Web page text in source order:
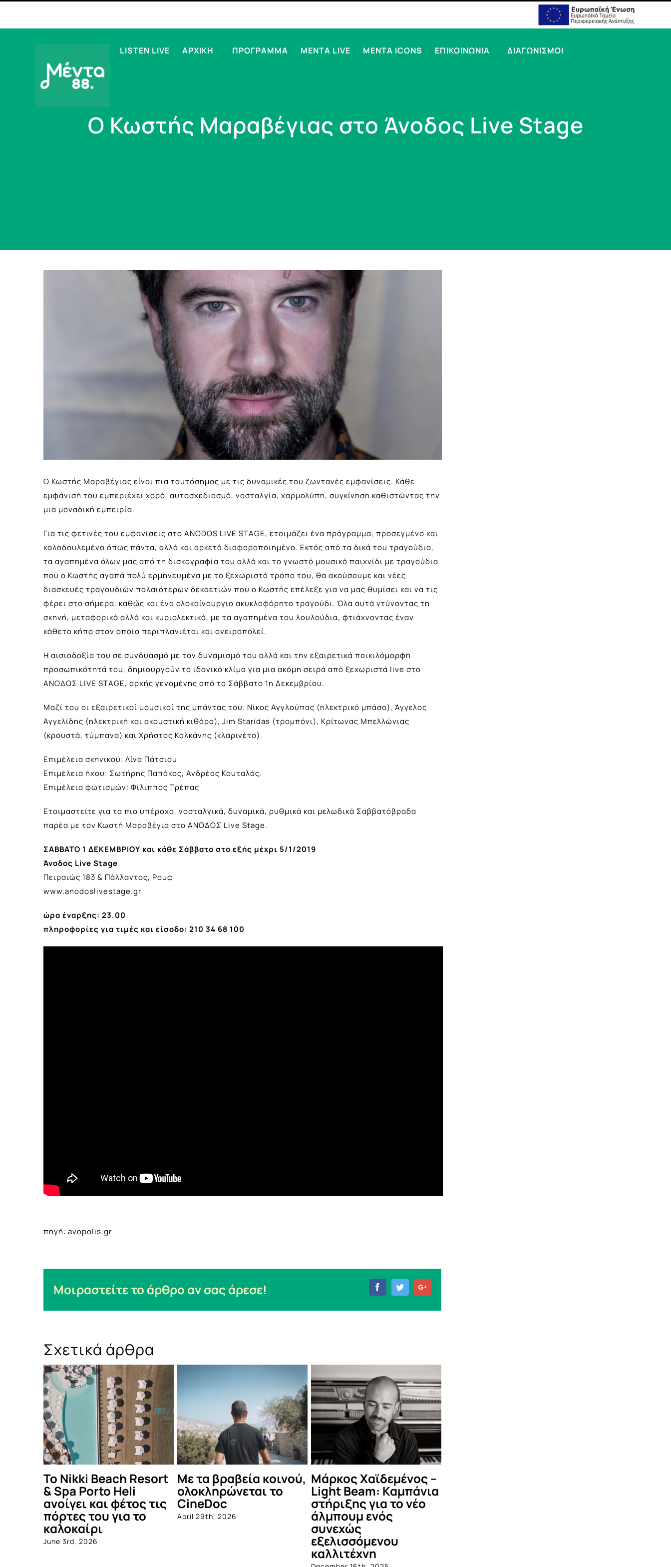
LISTEN LIVE ΑΡΧΙΚΗ ΠΡΟΓΡΑΜΜΑ MENTA LIVE MENTA ICONS ΕΠΙΚΟΙΝΩΝΙΑ ΔΙΑΓΩΝΙΣΜΟΙ
Ο Κωστής Μαραβέγιας στο Άνοδος Live Stage
Ο Κωστής Μαραβέγιας είναι πια ταυτόσημος με τις δυναμικές του ζωντανές εμφανίσεις. Κάθε
εμφάνισή του εμπεριέχει χορό, αυτοσχεδιασμό, νοσταλγία, χαρμολύπη, συγκίνηση καθιστώντας την
μια μοναδική εμπειρία.
Για τις φετινές του εμφανίσεις στο ANODOS LIVE STAGE, ετοιμάζει ένα πρόγραμμα, προσεγμένο και
καλοδουλεμένο όπως πάντα, αλλά και αρκετά διαφοροποιημένο. Εκτός από τα δικά του τραγούδια,
τα αγαπημένα όλων μας από τη δισκογραφία του αλλά και το γνωστό μουσικό παιχνίδι με τραγούδια
που ο Κωστής αγαπά πολύ ερμηνευμένα με το ξεχωριστό τρόπο του, θα ακούσουμε και νέες
διασκευές τραγουδιών παλαιότερων δεκαετιών που ο Κωστής επέλεξε για να μας θυμίσει και να τις
φέρει στο σήμερα, καθώς και ένα ολοκαίνουργιο ακυκλοφόρητο τραγούδι. Όλα αυτά ντύνοντας τη
σκηνή, μεταφορικά αλλά και κυριολεκτικά, με τα αγαπημένα του λουλούδια, φτιάχνοντας έναν
κάθετο κήπο στον οποίο περιπλανιέται και ονειροπολεί.
Η αισιοδοξία του σε συνδυασμό με τον δυναμισμό του αλλά και την εξαιρετικά ποικιλόμορφη
προσωπικότητά του, δημιουργούν το ιδανικό κλίμα για μια ακόμη σειρά από ξεχωριστά live στο
ΑΝΟΔΟΣ LIVE STAGE, αρχής γενομένης από το Σάββατο 1η Δεκεμβρίου.
Μαζί του οι εξαιρετικοί μουσικοί της μπάντας του: Νίκος Αγγλούπας (ηλεκτρικό μπάσο), Άγγελος
Αγγελίδης (ηλεκτρική και ακουστική κιθάρα), Jim Staridas (τρομπόνι), Κρίτωνας Μπελλώνιας
(κρουστά, τύμπανα) και Χρήστος Καλκάνης (κλαρινέτο).
Επιμέλεια σκηνικού: Λίνα Πάτσιου
Επιμέλεια ήχου: Σωτήρης Παπάκος, Ανδρέας Κουταλάς.
Επιμέλεια φωτισμών: Φίλιππος Τρέπας
Ετοιμαστείτε για τα πιο υπέροχα, νοσταλγικά, δυναμικά, ρυθμικά και μελωδικά Σαββατόβραδα
παρέα με τον Κωστή Μαραβέγια στο ΑΝΟΔΟΣ Live Stage.
ΣΑΒΒΑΤΟ 1 ΔΕΚΕΜΒΡΙΟΥ και κάθε Σάββατο στο εξής μέχρι 5/1/2019
Άνοδος Live Stage
Πειραιώς 183 & Πάλλαντος, Ρουφ
www.anodoslivestage.gr
ώρα έναρξης: 23.00
πληροφορίες για τιμές και είσοδο: 210 34 68 100‬‬‬‬‬‬‬‬‬‬
πηγή: avopolis.gr
Μοιραστείτε το άρθρο αν σας άρεσε! FacebookTwitter
Σχετικά άρθρα
Μάρκος Χαϊδεμένος –
Light Beam: Καμπάνια
στήριξης για το νέο
άλμπουμ ενός
συνεχώς
εξελισσόμενου
Δες τι έγινε στο
καλοκαιρινό Μέντα
Πάρτυ!
July 12th, 2025
Οι Πυξ Λαξ στο
Θέατρο Βράχων
June 4th, 2025